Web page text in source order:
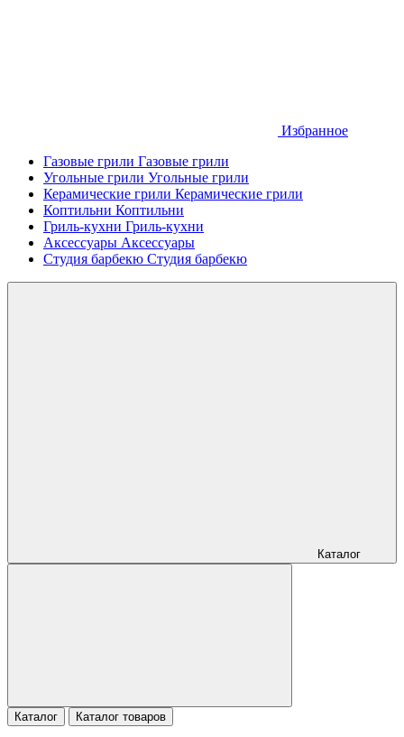
Избранное
Газовые грили Газовые грили
Угольные грили Угольные грили
Керамические грили Керамические грили
Коптильни Коптильни
Гриль-кухни Гриль-кухни
Аксессуары Аксессуары
Студия барбекю Студия барбекю
Каталог
Каталог Каталог товаров